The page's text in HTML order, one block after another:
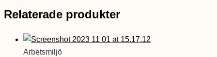
Relaterade produkter
Arbetsmiljö